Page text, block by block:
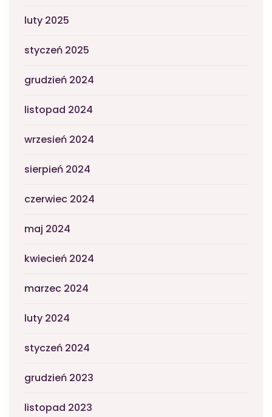
luty 2025
styczeń 2025
grudzień 2024
listopad 2024
wrzesień 2024
sierpień 2024
czerwiec 2024
maj 2024
kwiecień 2024
marzec 2024
luty 2024
styczeń 2024
grudzień 2023
listopad 2023